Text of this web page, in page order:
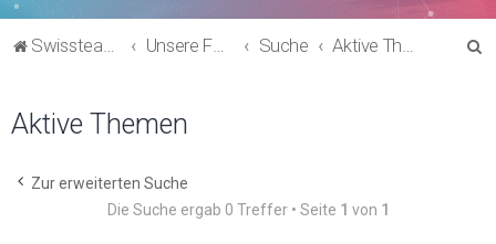
Swissteam.NET Unsere Foren Suche Aktive Themen
Aktive Themen
Zur erweiterten Suche
Die Suche ergab 0 Treffer • Seite 1 von 1